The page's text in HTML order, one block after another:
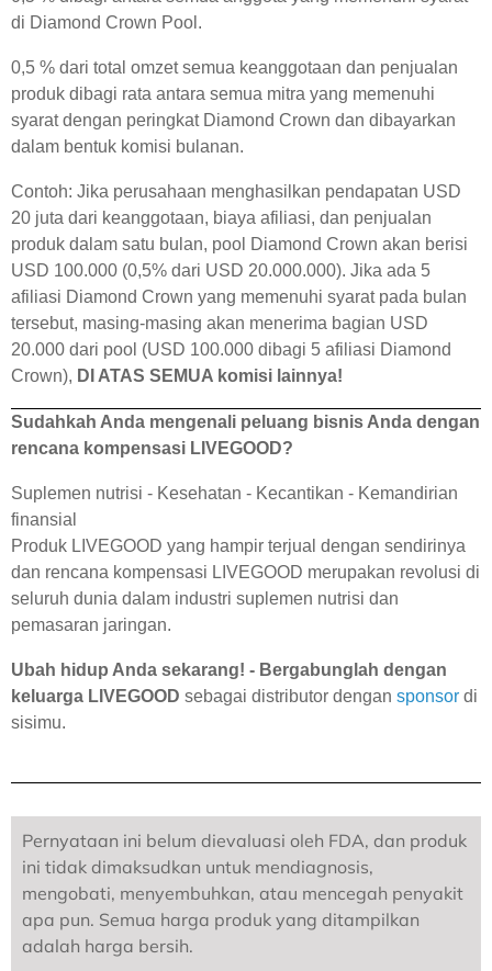
di Diamond Crown Pool.
0,5 % dari total omzet semua keanggotaan dan penjualan
produk dibagi rata antara semua mitra yang memenuhi
syarat dengan peringkat Diamond Crown dan dibayarkan
dalam bentuk komisi bulanan.
Contoh: Jika perusahaan menghasilkan pendapatan USD
20 juta dari keanggotaan, biaya afiliasi, dan penjualan
produk dalam satu bulan, pool Diamond Crown akan berisi
USD 100.000 (0,5% dari USD 20.000.000). Jika ada 5
afiliasi Diamond Crown yang memenuhi syarat pada bulan
tersebut, masing-masing akan menerima bagian USD
20.000 dari pool (USD 100.000 dibagi 5 afiliasi Diamond
Crown), DI ATAS SEMUA komisi lainnya!
Sudahkah Anda mengenali peluang bisnis Anda dengan
rencana kompensasi LIVEGOOD?
Suplemen nutrisi - Kesehatan - Kecantikan - Kemandirian
finansial
Produk LIVEGOOD yang hampir terjual dengan sendirinya
dan rencana kompensasi LIVEGOOD merupakan revolusi di
seluruh dunia dalam industri suplemen nutrisi dan
pemasaran jaringan.
Ubah hidup Anda sekarang! - Bergabunglah dengan
keluarga LIVEGOOD sebagai distributor dengan sponsor di
sisimu.
Pernyataan ini belum dievaluasi oleh FDA, dan produk
ini tidak dimaksudkan untuk mendiagnosis,
mengobati, menyembuhkan, atau mencegah penyakit
apa pun. Semua harga produk yang ditampilkan
adalah harga bersih.